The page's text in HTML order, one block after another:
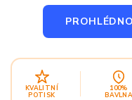
KVALITNÍ
POTISK
100%
BAVLNA